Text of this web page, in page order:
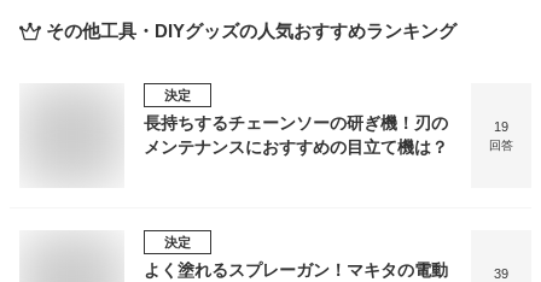
その他工具・DIYグッズの人気おすすめランキング
決定
長持ちするチェーンソーの研ぎ機！刃の
メンテナンスにおすすめの目立て機は？
19
回答
決定
よく塗れるスプレーガン！マキタの電動
39